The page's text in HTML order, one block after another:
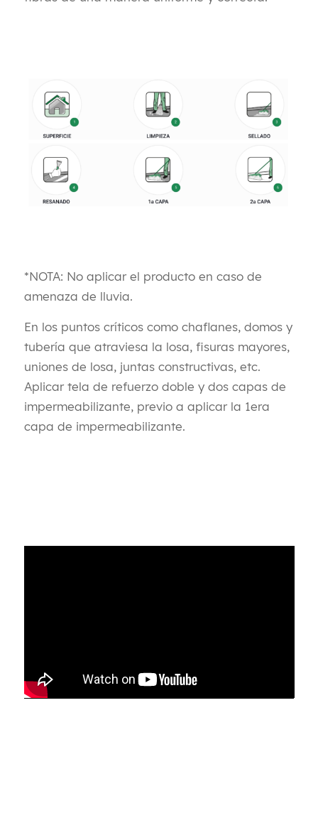
*NOTA: No aplicar el producto en caso de
amenaza de lluvia.
En los puntos críticos como chaflanes, domos y
tubería que atraviesa la losa, fisuras mayores,
uniones de losa, juntas constructivas, etc.
Aplicar tela de refuerzo doble y dos capas de
impermeabilizante, previo a aplicar la 1era
capa de impermeabilizante.